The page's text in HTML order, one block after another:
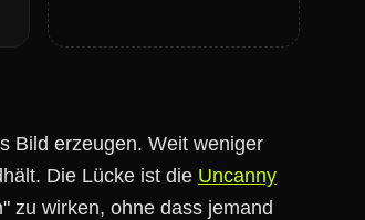
Bild erzeugen. Weit weniger
Die Lücke ist die Uncanny
zu wirken, ohne dass jemand